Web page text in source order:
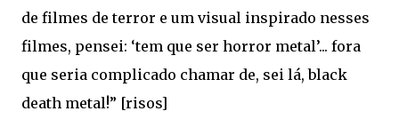
de filmes de terror e um visual inspirado nesses
filmes, pensei: ‘tem que ser horror metal’... fora
que seria complicado chamar de, sei lá, black
death metal!” [risos]